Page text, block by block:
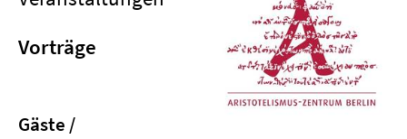
Vorträge
Gäste /